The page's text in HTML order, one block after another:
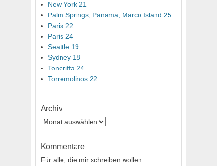
New York 21
Palm Springs, Panama, Marco Island 25
Paris 22
Paris 24
Seattle 19
Sydney 18
Teneriffa 24
Torremolinos 22
Archiv
Archiv
Kommentare
Für alle, die mir schreiben wollen: